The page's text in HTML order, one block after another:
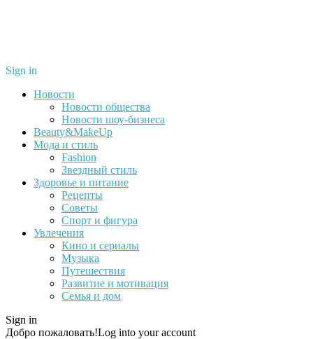
Sign in
Новости
Новости общества
Новости шоу-бизнеса
Beauty&MakeUp
Мода и стиль
Fashion
Звездный стиль
Здоровье и питание
Рецепты
Советы
Спорт и фигура
Увлечения
Кино и сериалы
Музыка
Путешествия
Развитие и мотивация
Семья и дом
Sign in
Добро пожаловать!Log into your account